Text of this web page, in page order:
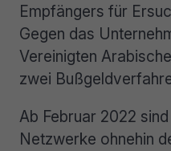
Empfängers für
Gegen das
Vereinigten
zwei
Ab Februar 2022
Netzwerke ohnehin